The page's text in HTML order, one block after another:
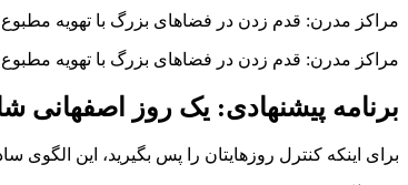
مراکز مدرن: قدم زدن در فضاهای بزرگ با تهویه مطبوع
مراکز مدرن: قدم زدن در فضاهای بزرگ با تهویه مطبوع
برنامه پیشنهادی: یک روز اصفهانی
برای اینکه کنترل روزهایتان را پس بگیرید، این الگوی